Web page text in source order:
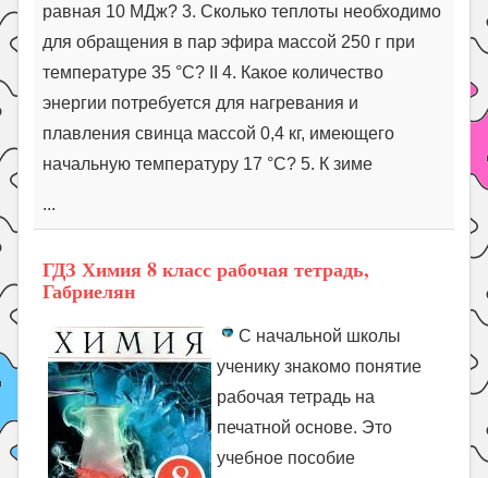
равная 10 МДж? 3. Сколько теплоты необходимо
для обращения в пар эфира массой 250 г при
температуре 35 °С? II 4. Какое количество
энергии потребуется для нагревания и
плавления свинца массой 0,4 кг, имеющего
начальную температуру 17 °С? 5. К зиме
...
ГДЗ Химия 8 класс рабочая тетрадь,
Габриелян
С начальной школы
ученику знакомо понятие
рабочая тетрадь на
печатной основе. Это
учебное пособие